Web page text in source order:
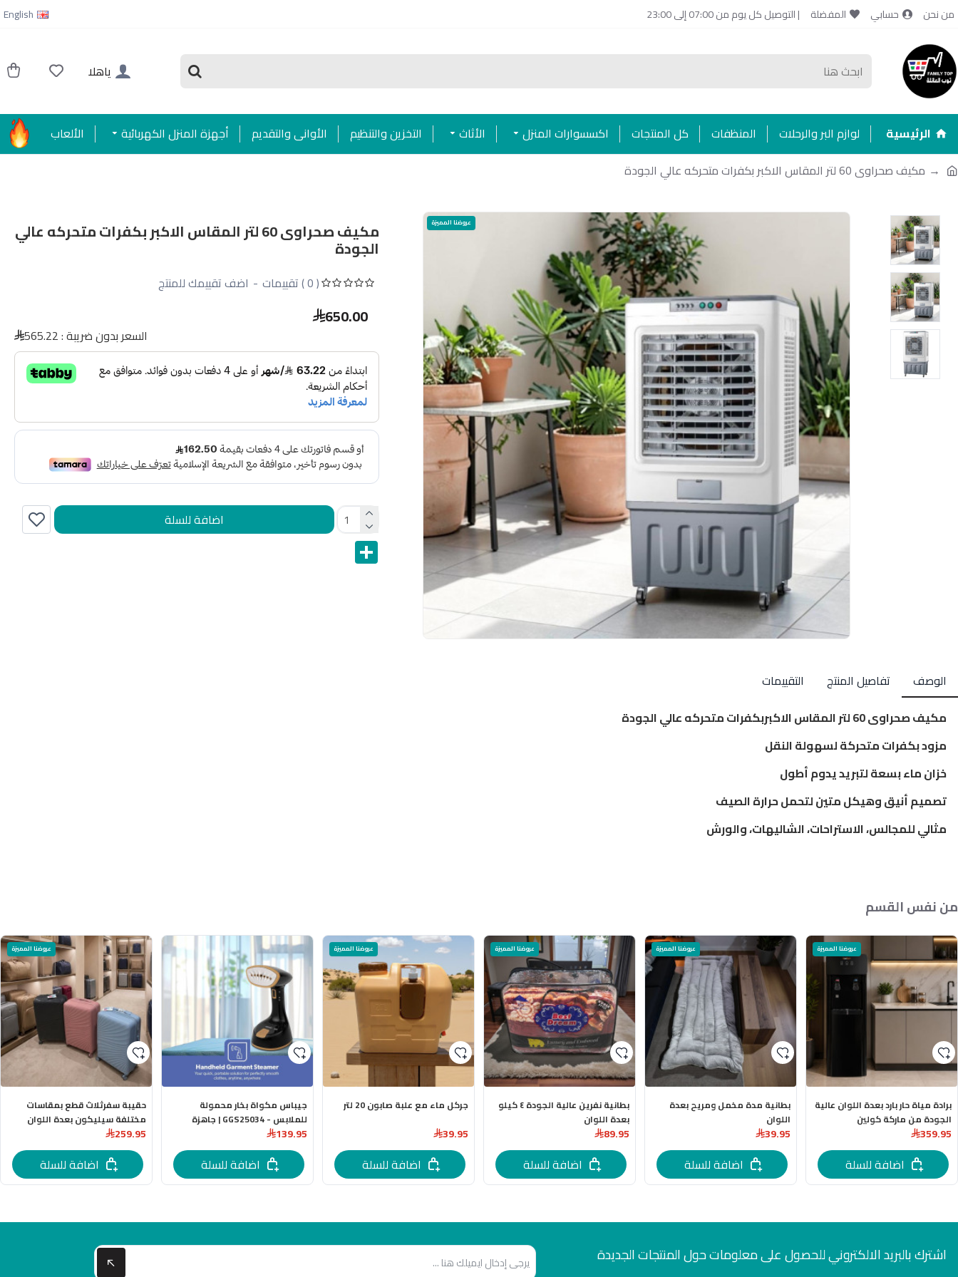
من نحن حسابي المفضلة | التوصيل كل يوم من 07:00 إلى 23:00 English
ياهلا
الرئيسية لوازم البر والرحلات المنظفات كل المنتجات اكسسوارات المنزل الأثاث التخزين والتنظيم الأواني والتقديم أجهزة المنزل الكهربائية
الألعاب
مكيف صحراوى 60 لتر المقاس الاكبر بكفرات متحركه عالي الجودة
عروضنا المميزة مكيف صحراوى 60 لتر المقاس الاكبر بكفرات متحركه عالي
الجودة
( 0 ) تقييمات - اضف تقييمك للمنتج
650.00
السعر بدون ضريبة :565.22
اضافة للسلة
Share
الوصف تفاصيل المنتج
التقييمات
مكيف صحراوى 60 لتر المقاس الاكبربكفرات متحركه عالي الجودة
مزود بكفرات متحركة لسهولة النقل
خزان ماء بسعة لتبريد يدوم أطول
تصميم أنيق وهيكل متين لتحمل حرارة الصيف
مثالي للمجالس، الاستراحات، الشاليهات، والورش
من نفس القسم
عروضنا المميزة
برادة مياة حار بارد بعدة اللوان عالية
الجودة من ماركة كولين
359.95
اضافة للسلة
عروضنا المميزة
بطانية مدة مخمل ومريح بعدة
اللوان
39.95
اضافة للسلة
عروضنا المميزة
بطانية نفرين عالية الجودة ٤ كيلو
بعدة اللوان
89.95
اضافة للسلة
عروضنا المميزة
جركل ماء مع علبة صابون 20 لتر
39.95
اضافة للسلة
جيباس مكواة بخار محمولة
للملابس - GGS25034 | جاهزة
برأس من الستانلس ستيل وسعة
150 مل | أسود وذهبي -
139.95
اضافة للسلة
عروضنا المميزة
حقيبة سفرثلاث قطع بمقاسات
مختلفة سيليكون بعدة اللوان
259.95
اضافة للسلة
اشترك بالبريد الالكتروني للحصول على معلومات حول المنتجات الجديدة